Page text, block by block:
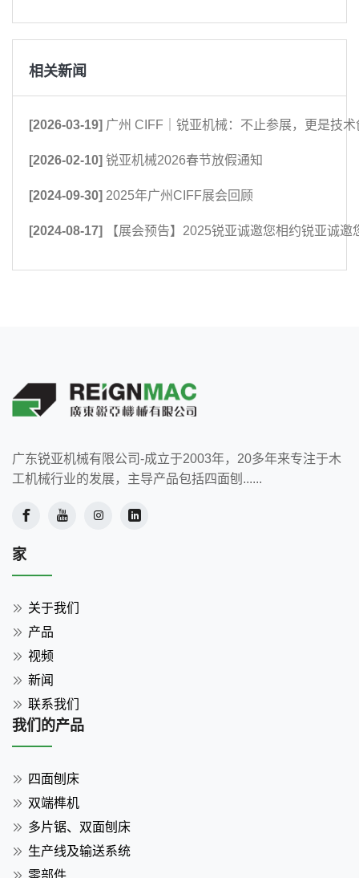
相关新闻
[2026-03-19] 广州 CIFF｜锐亚机械：不止参展，更是技术
[2026-02-10] 锐亚机械2026春节放假通知
[2024-09-30] 2025年广州CIFF展会回顾
[2024-08-17] 【展会预告】2025锐亚诚邀您相约锐亚诚
广东锐亚机械有限公司-成立于2003年，20多年来专注于木
工机械行业的发展，主导产品包括四面刨......
家
关于我们
产品
视频
新闻
联系我们
我们的产品
四面刨床
双端榫机
多片锯、双面刨床
生产线及输送系统
零部件